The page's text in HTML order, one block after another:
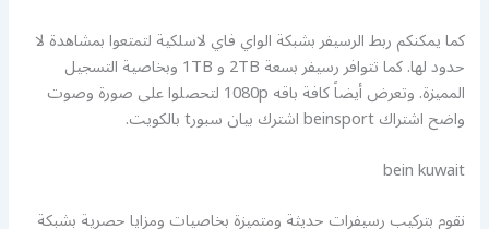
كما يمكنكم ربط الرسيفر بشبكة الواي فاي لاسلكية لتمتعوا بمشاهدة لا
حدود لها. كما تتوافر رسيفر بسعة 2TB و 1TB وبخاصية التسجيل
المميزة. وتعرض أيضاً كافة باقه 1080p لتحصلوا على صورة وصوت
واضح اشتراك beinsport اشترك بيان سبورt بالكويت.
bein kuwait
نقوم بتركيب رسيفرات حديثة ومتميزة بخاصيات ومزايا حصرية بشبكة